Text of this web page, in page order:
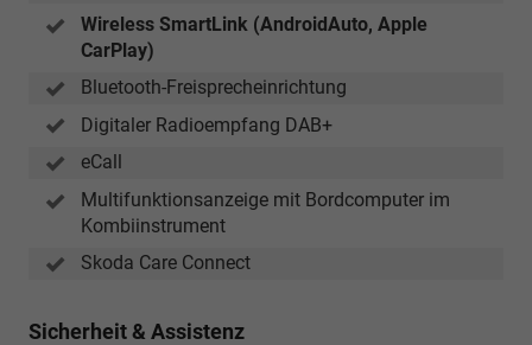
Wireless SmartLink (AndroidAuto, Apple
CarPlay)
Bluetooth-Freisprecheinrichtung
Digitaler Radioempfang DAB+
eCall
Multifunktionsanzeige mit Bordcomputer im
Kombiinstrument
Skoda Care Connect
Sicherheit & Assistenz